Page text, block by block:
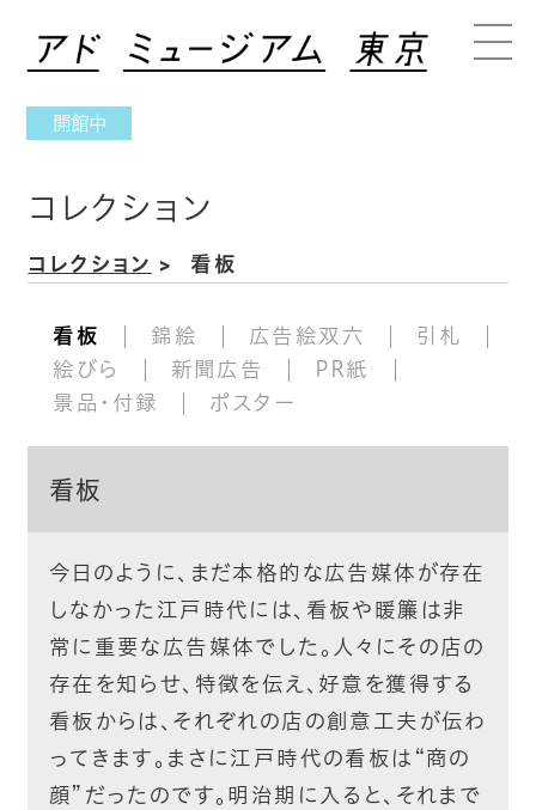
開館中
コレクション
コレクション 看板
看板 錦絵 広告絵双六
引札
絵びら
新聞広告
PR紙
景品・付録
ポスター
看板
今日のように、まだ本格的な広告媒体が存在
しなかった江戸時代には、看板や暖簾は非
常に重要な広告媒体でした。人々にその店の
存在を知らせ、特徴を伝え、好意を獲得する
看板からは、それぞれの店の創意工夫が伝わ
ってきます。まさに江戸時代の看板は“商の
顔”だったのです。明治期に入ると、それまで